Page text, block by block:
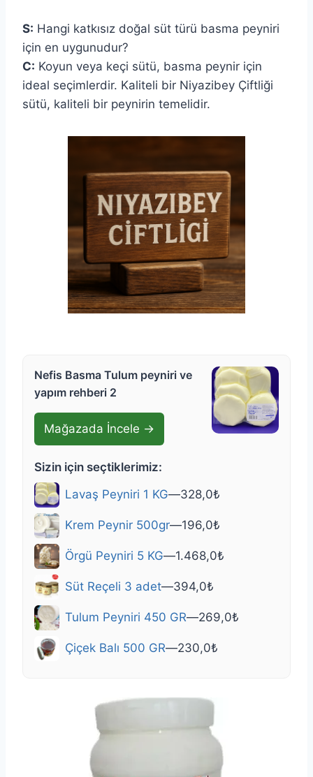
S: Hangi katkısız doğal süt türü basma peyniri
için en uygunudur?
C: Koyun veya keçi sütü, basma peynir için
ideal seçimlerdir. Kaliteli bir Niyazibey Çiftliği
sütü, kaliteli bir peynirin temelidir.
Nefis Basma Tulum peyniri ve
yapım rehberi 2
Mağazada İncele →
Sizin için seçtiklerimiz:
Lavaş Peyniri 1 KG—328,0₺
Krem Peynir 500gr—196,0₺
Örgü Peyniri 5 KG—1.468,0₺
Süt Reçeli 3 adet—394,0₺
Tulum Peyniri 450 GR—269,0₺
Çiçek Balı 500 GR—230,0₺